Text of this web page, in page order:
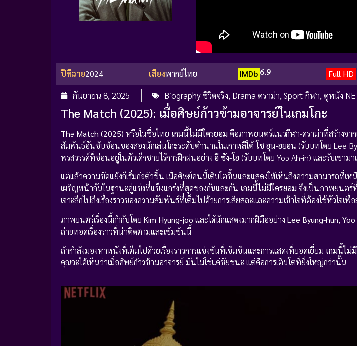
ปีที่ฉาย2024 เสียงพากย์ไทย IMDb 6.9 Full HD
กันยายน 8, 2025 Biography ชีวิตจริง, Drama ดราม่า, Sport กีฬา, ดูหนัง
The Match (2025): เมื่อศิษย์ก้าวข้ามอาจารย์ในเกมโกะ
The Match (2025) หรือในชื่อไทย เกมนี้ไม่มีใครยอม คือภาพยนตร์แนวกีฬา-ดราม่าที่สร้างจาก
สัมพันธ์อันซับซ้อนของสองนักเล่นโกะระดับตำนานในเกาหลีใต้โช ฮุน-ฮยอน (รับบทโดย Lee
พรสวรรค์ที่ซ่อนอยู่ในตัวเด็กชายไร้การฝึกฝนอย่าง อี ชัง-โฮ(รับบทโดย Yoo Ah-in) และรับเขาม
แต่แล้วความขัดแย้งก็เริ่มก่อตัวขึ้น เมื่อศิษย์คนนี้เติบโตขึ้นและแสดงให้เห็นถึงความสามารถที่เห
เผชิญหน้ากันในฐานะคู่แข่งที่แข็งแกร่งที่สุดของกันและกัน เกมนี้ไม่มีใครยอม จึงเป็นภาพยนตร์
เจาะลึกไปถึงเรื่องราวของความสัมพันธ์ที่เต็มไปด้วยการเสียสละและความเข้าใจที่ต้องใช้หัวใจเพื่
ภาพยนตร์เรื่องนี้กำกับโดย Kim Hyung-joo และได้นักแสดงมากฝีมืออย่าง Lee Byung-hun, Yoo
ถ่ายทอดเรื่องราวที่น่าติดตามและเข้มข้นนี้
ถ้ากำลังมองหาหนังที่เต็มไปด้วยเรื่องราวการแข่งขันที่เข้มข้นและการแสดงที่ยอดเยี่ยม เกมนี้ไม่
คุณจะได้เห็นว่าเมื่อศิษย์ก้าวข้ามอาจารย์ มันไม่ใช่แค่ชัยชนะ แต่คือการเติบโตที่ยิ่งใหญ่กว่านั้น